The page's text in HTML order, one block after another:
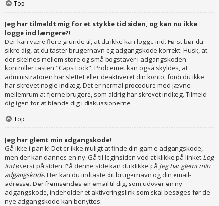
Top
Jeg har tilmeldt mig for et stykke tid siden, og kan nu ikke
logge ind længere?!
Der kan være flere grunde til, at du ikke kan logge ind. Først bør du
sikre dig, at du taster brugernavn og adgangskode korrekt. Husk, at
der skelnes mellem store og små bogstaver i adgangskoden -
kontroller tasten "Caps Lock". Problemet kan også skyldes, at
administratoren har slettet eller deaktiveret din konto, fordi du ikke
har skrevet nogle indlæg. Det er normal procedure med jævne
mellemrum at fjerne brugere, som aldrig har skrevet indlæg. Tilmeld
dig igen for at blande dig i diskussionerne.
Top
Jeg har glemt min adgangskode!
Gå ikke i panik! Det er ikke muligt at finde din gamle adgangskode,
men der kan dannes en ny. Gå til loginsiden ved at klikke på linket Log
indøverst på siden. På denne side kan du klikke på Jeg har glemt min
adgangskode. Her kan du indtaste dit brugernavn og din email-
adresse. Der fremsendes en email til dig, som udover en ny
adgangskode, indeholder et aktiveringslink som skal besøges før de
nye adgangskode kan benyttes.